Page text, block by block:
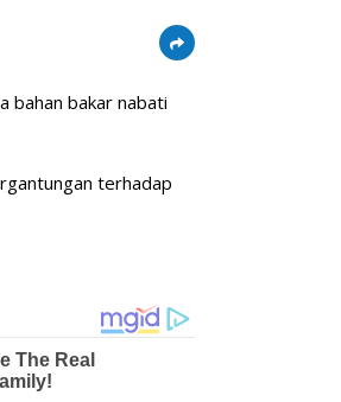
bahan bakar nabati
terhadap